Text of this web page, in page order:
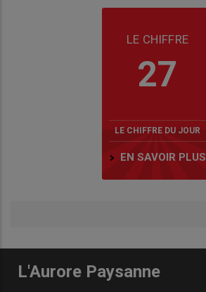
LE CHIFFRE
27
LE CHIFFRE DU JOUR
EN SAVOIR PLUS
L'Aurore Paysanne